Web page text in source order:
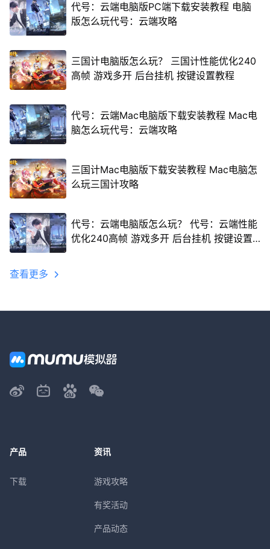
代号：云端电脑版PC端下载安装教程 电脑
版怎么玩代号：云端攻略
三国计电脑版怎么玩？ 三国计性能优化240
高帧 游戏多开 后台挂机 按键设置教程
代号：云端Mac电脑版下载安装教程 Mac电
脑怎么玩代号：云端攻略
三国计Mac电脑版下载安装教程 Mac电脑怎
么玩三国计攻略
代号：云端电脑版怎么玩？ 代号：云端性能
优化240高帧 游戏多开 后台挂机 按键设置
查看更多
产品
下载
资讯
游戏攻略
有奖活动
产品动态